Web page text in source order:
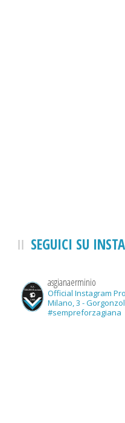
SEGUICI SU
asgianaerminio
Official Instagram
Milano, 3 -
#sempreforzagiana